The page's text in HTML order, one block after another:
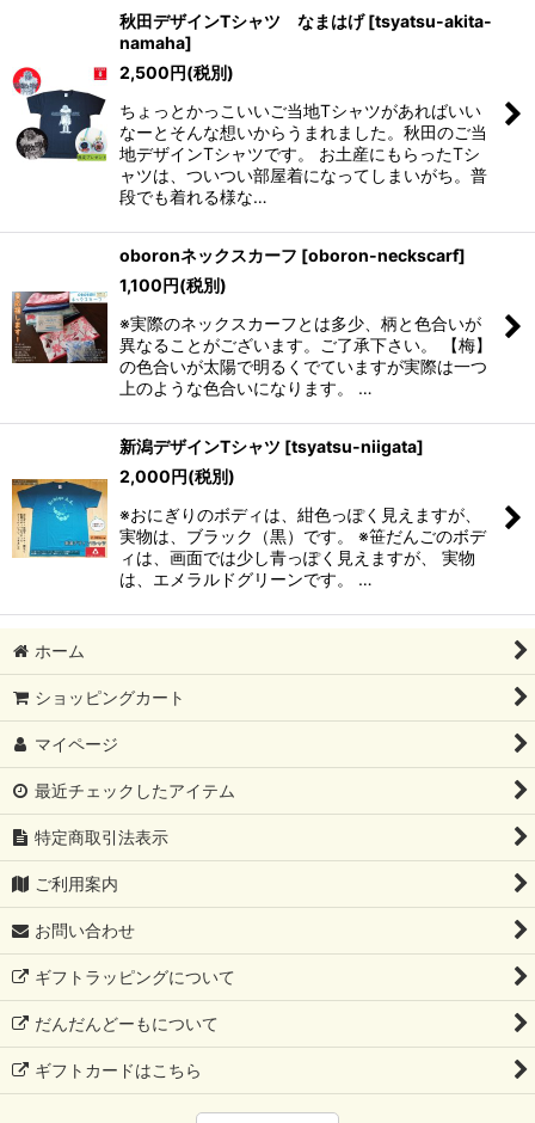
秋田デザインTシャツ なまはげ [tsyatsu-akita-
namaha]
2,500円(税別)
ちょっとかっこいいご当地Tシャツがあればいい
なーとそんな想いからうまれました。秋田のご当
地デザインTシャツです。 お土産にもらったTシ
ャツは、ついつい部屋着になってしまいがち。普
段でも着れる様な…
oboronネックスカーフ [oboron-neckscarf]
1,100円(税別)
※実際のネックスカーフとは多少、柄と色合いが
異なることがございます。ご了承下さい。 【梅】
の色合いが太陽で明るくでていますが実際は一つ
上のような色合いになります。 …
新潟デザインTシャツ [tsyatsu-niigata]
2,000円(税別)
※おにぎりのボディは、紺色っぽく見えますが、
実物は、ブラック（黒）です。 ※笹だんごのボデ
ィは、画面では少し青っぽく見えますが、 実物
は、エメラルドグリーンです。 …
ホーム
ショッピングカート
マイページ
最近チェックしたアイテム
特定商取引法表示
ご利用案内
お問い合わせ
ギフトラッピングについて
だんだんどーもについて
ギフトカードはこちら